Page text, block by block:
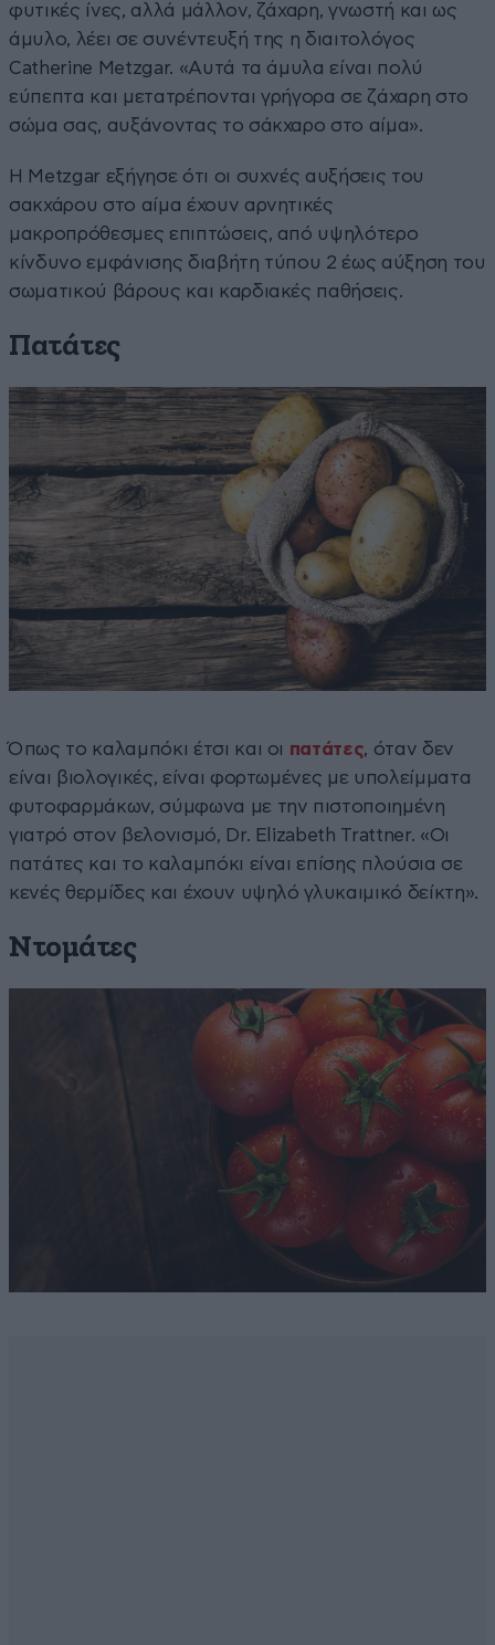
φυτικές ίνες, αλλά μάλλον, ζάχαρη, γνωστή και ως
άμυλο, λέει σε συνέντευξή της η διαιτολόγος
Catherine Metzgar. «Αυτά τα άμυλα είναι πολύ
εύπεπτα και μετατρέπονται γρήγορα σε ζάχαρη στο
σώμα σας, αυξάνοντας το σάκχαρο στο αίμα».
Η Metzgar εξήγησε ότι οι συχνές αυξήσεις του
σακχάρου στο αίμα έχουν αρνητικές
μακροπρόθεσμες επιπτώσεις, από υψηλότερο
κίνδυνο εμφάνισης διαβήτη τύπου 2 έως αύξηση του
σωματικού βάρους και καρδιακές παθήσεις.
Πατάτες
Όπως το καλαμπόκι έτσι και οι πατάτες, όταν δεν
είναι βιολογικές, είναι φορτωμένες με υπολείμματα
φυτοφαρμάκων, σύμφωνα με την πιστοποιημένη
γιατρό στον βελονισμό, Dr. Elizabeth Trattner. «Οι
πατάτες και το καλαμπόκι είναι επίσης πλούσια σε
κενές θερμίδες και έχουν υψηλό γλυκαιμικό δείκτη».
Ντομάτες